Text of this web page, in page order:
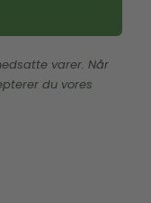
varer. Når
du vores